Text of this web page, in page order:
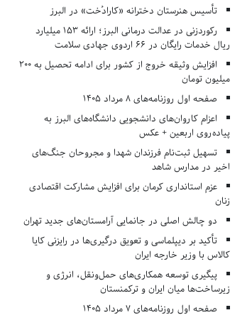
تأسیس هنرستان دخترانه «کارادُخت» در البرز
رکوردزنی در عدالت درمانی البرز؛ ارائه ۱۵۳ میلیارد
ریال خدمات رایگان در ۶۶ اردوی جهادی سلامت
افزایش وثیقه خروج از کشور برای ادامه تحصیل به ۲۰۰
میلیون تومان
صفحه اول روزنامه‌های 8 مرداد 1405
اعزام کاروان‌های دانشجویی دانشگاه‌های البرز به
پیاده‌روی اربعین + عکس
تسهیل ثبت‌نام فرزندان شهدا و مجروحان جنگ‌های
اخیر در مدارس شاهد
عزم استانداری کرمان برای افزایش مشارکت اقتصادی
زنان
دو چالش اصلی در جانمایی آرامستان‌های جدید تهران
تأکید بر دیپلماسی و تعویق درگیری‌ها در رایزنی کایا
کالاس با وزیر خارجه ایران
پیگیری توسعه همکاری‌های حمل‌ونقل، انرژی و
زیرساخت‌ها میان ایران و ترکمنستان
صفحه اول روزنامه‌های 7 مرداد 1405